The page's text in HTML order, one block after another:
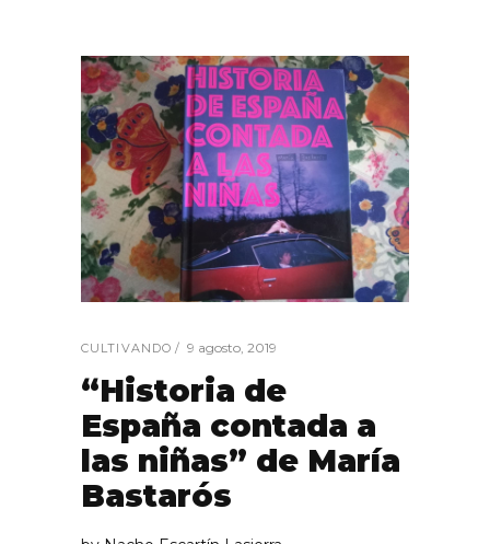
CULTIVANDO 9 agosto, 2019
“Historia de
España contada a
las niñas” de María
Bastarós